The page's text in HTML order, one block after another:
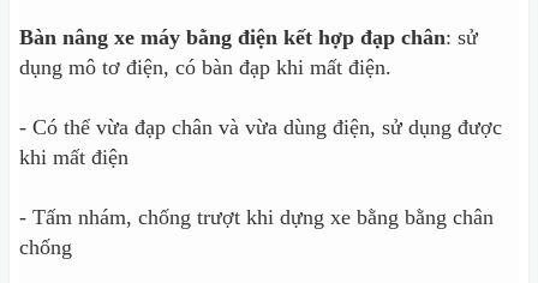
Bàn nâng xe máy bằng điện kết hợp đạp chân: sử
dụng mô tơ điện, có bàn đạp khi mất điện.
- Có thể vừa đạp chân và vừa dùng điện, sử dụng được
khi mất điện
- Tấm nhám, chống trượt khi dựng xe bằng bằng chân
chống